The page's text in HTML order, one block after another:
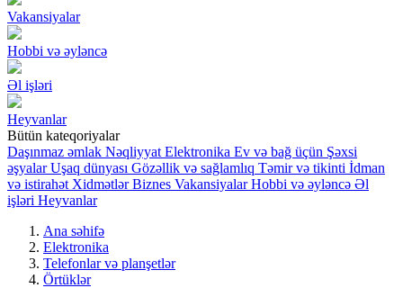
Vakansiyalar
Hobbi və əyləncə
Əl işləri
Heyvanlar
Bütün kateqoriyalar
Daşınmaz əmlak Nəqliyyat Elektronika Ev və bağ üçün Şəxsi
əşyalar Uşaq dünyası Gözəllik və sağlamlıq Təmir və tikinti İdman
və istirahət Xidmətlər Biznes Vakansiyalar Hobbi və əyləncə Əl
işləri Heyvanlar
Ana səhifə
Elektronika
Telefonlar və planşetlər
Örtüklər